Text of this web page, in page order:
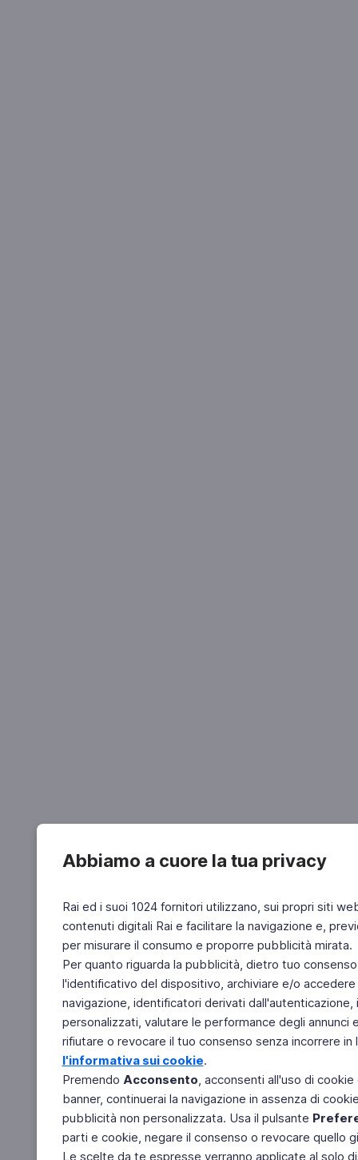
Abbiamo a cuore la tua privacy
Rai ed i suoi 1024 fornitori utilizzano, sui propri siti
contenuti digitali Rai e facilitare la navigazione e,
per misurare il consumo e proporre pubblicità mirata.
Per quanto riguarda la pubblicità, dietro tuo
l'identificativo del dispositivo, archiviare e/o
navigazione, identificatori derivati
personalizzati, valutare le performance degli
rifiutare o revocare il tuo consenso senza incorrere
l'informativa sui cookie.
Premendo Acconsento, acconsenti all'uso di
banner, continuerai la navigazione in assenza di
pubblicità non personalizzata. Usa il pulsante
parti e cookie, negare il consenso o revocare quello
Le scelte da te espresse verranno applicate al solo